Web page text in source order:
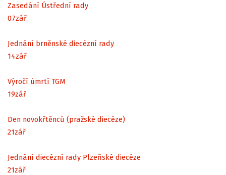
Zasedání Ústřední rady
07zář
Jednání brněnské diecézní rady
14zář
Výročí úmrtí TGM
19zář
Den novokřtěnců (pražské diecéze)
21zář
Jednání diecézní rady Plzeňské diecéze
21zář